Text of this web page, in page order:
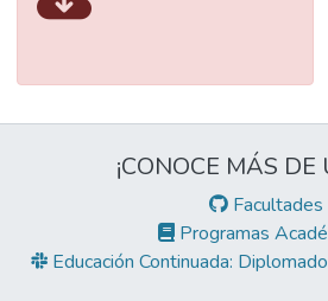
¡CONOCE MÁS DE
Facultades
Programas
Educación Continuada: